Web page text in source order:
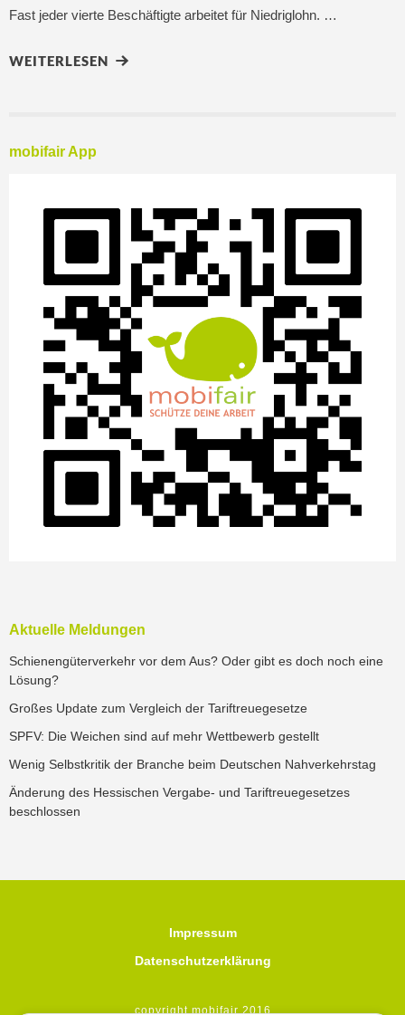
Fast jeder vierte Beschäftigte arbeitet für Niedriglohn. …
WEITERLESEN
mobifair App
Aktuelle Meldungen
Schienengüterverkehr vor dem Aus? Oder gibt es doch noch eine
Lösung?
Großes Update zum Vergleich der Tariftreuegesetze
SPFV: Die Weichen sind auf mehr Wettbewerb gestellt
Wenig Selbstkritik der Branche beim Deutschen Nahverkehrstag
Änderung des Hessischen Vergabe- und Tariftreuegesetzes
beschlossen
Impressum
Datenschutzerklärung
copyright mobifair 2016